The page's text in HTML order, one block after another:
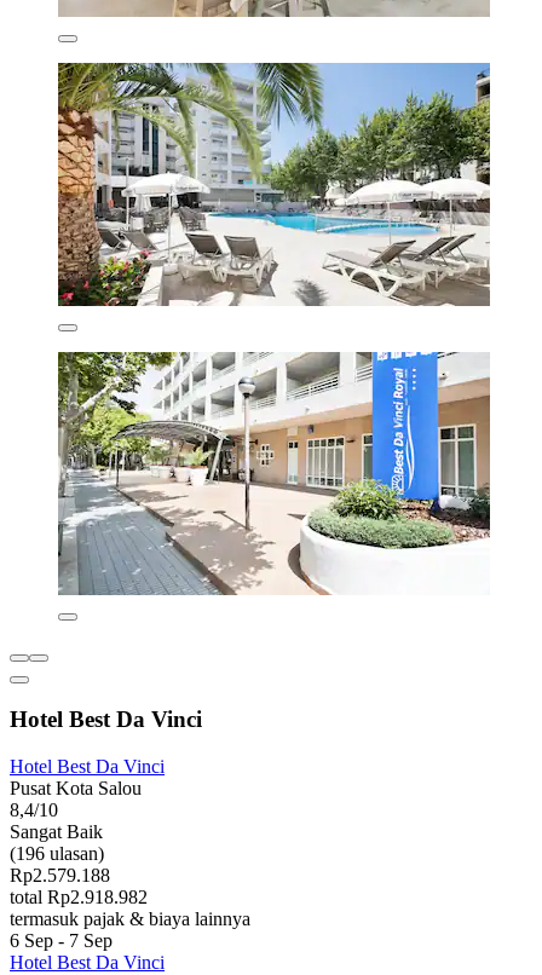
Hotel Best Da Vinci
Hotel Best Da Vinci
Pusat Kota Salou
8,4/10
Sangat Baik
(196 ulasan)
Rp2.579.188
total Rp2.918.982
termasuk pajak & biaya lainnya
6 Sep - 7 Sep
Hotel Best Da Vinci